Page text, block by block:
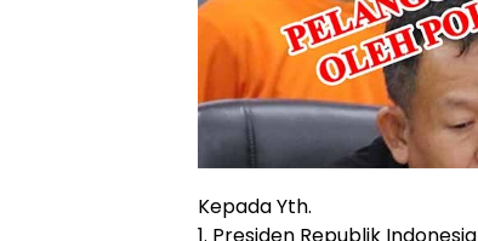
Kepada Yth.